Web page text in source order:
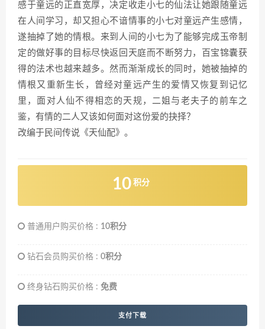
感于童远的正直宽厚，决定收走小七的仙法让她跟随童远
在人间学习，却又担心不谙情事的小七对童远产生感情，
遂抽掉了她的情根。来到人间的小七为了能够完成玉帝制
定的做好事的目标尽快返回天庭而不断努力，百宝锦囊获
得的法术也越来越多。然而渐渐成长的同时，她被抽掉的
情根又重新生长，曾经对童远产生的爱情又恢复到记忆
里，面对人仙不得相恋的天规，二姐与老夫子的前车之
鉴，有情的二人又该如何面对这份爱的抉择？
改编于民间传说《天仙配》。
10 积分
普通用户购买价格 : 10积分
钻石会员购买价格 : 0积分
终身钻石购买价格 : 免费
支付下载